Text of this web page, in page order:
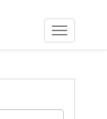
Toggle